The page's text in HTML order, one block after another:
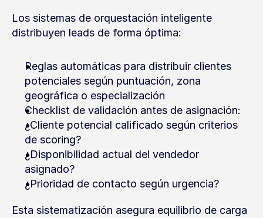
Los sistemas de orquestación inteligente
distribuyen leads de forma óptima:
Reglas automáticas para distribuir clientes
potenciales según puntuación, zona
geográfica o especialización
Checklist de validación antes de asignación:
¿Cliente potencial calificado según criterios
de scoring?
¿Disponibilidad actual del vendedor
asignado?
¿Prioridad de contacto según urgencia?
Esta sistematización asegura equilibrio de carga